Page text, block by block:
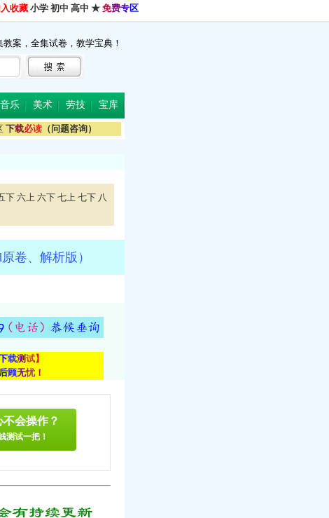
收藏 小学 初中 高中 ★ 免费专区
案，全集试卷，教学宝典！
音乐 美术 劳技 宝库
下载必读 （问题咨询）
下 六上 六下 七上 七下 八
卷、解析版）
载测试】
后顾无忧！
不会操作？
测试一把！